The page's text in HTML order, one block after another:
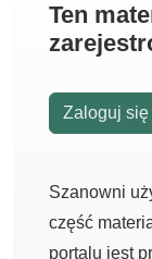
Ten
Zaloguj się
Szanowni
część
portalu jest